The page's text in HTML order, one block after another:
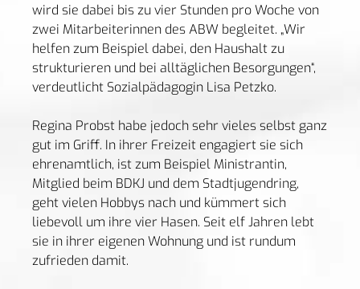
wird sie dabei bis zu vier Stunden pro Woche von
zwei Mitarbeiterinnen des ABW begleitet. „Wir
helfen zum Beispiel dabei, den Haushalt zu
strukturieren und bei alltäglichen Besorgungen“,
verdeutlicht Sozialpädagogin Lisa Petzko.
Regina Probst habe jedoch sehr vieles selbst ganz
gut im Griff. In ihrer Freizeit engagiert sie sich
ehrenamtlich, ist zum Beispiel Ministrantin,
Mitglied beim BDKJ und dem Stadtjugendring,
geht vielen Hobbys nach und kümmert sich
liebevoll um ihre vier Hasen. Seit elf Jahren lebt
sie in ihrer eigenen Wohnung und ist rundum
zufrieden damit.